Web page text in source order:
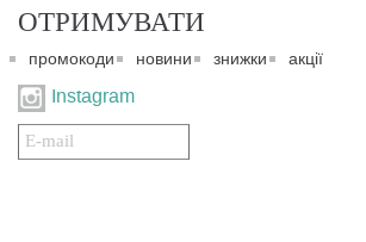
ОТРИМУВАТИ
промокоди новини знижки акції
Instagram
Подписаться
на